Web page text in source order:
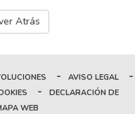
Atrás
- AVISO LEGAL -
-
DECLARACIÓN DE
WEB